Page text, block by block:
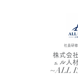
社員研
株式会
ェル人
~ALL